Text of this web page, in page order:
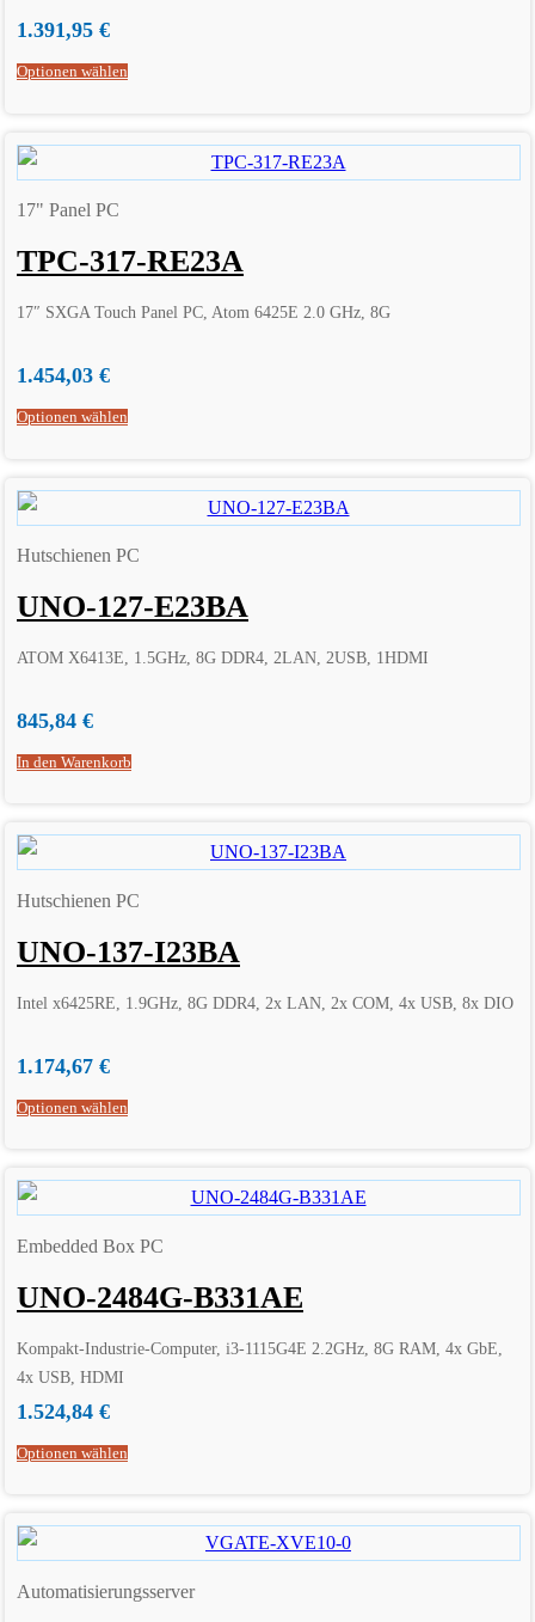
1.391,95 €
Optionen wählen
17" Panel PC
TPC-317-RE23A
17″ SXGA Touch Panel PC, Atom 6425E 2.0 GHz, 8G
1.454,03 €
Optionen wählen
Hutschienen PC
UNO-127-E23BA
ATOM X6413E, 1.5GHz, 8G DDR4, 2LAN, 2USB, 1HDMI
845,84 €
In den Warenkorb
Hutschienen PC
UNO-137-I23BA
Intel x6425RE, 1.9GHz, 8G DDR4, 2x LAN, 2x COM, 4x USB, 8x DIO
1.174,67 €
Optionen wählen
Embedded Box PC
UNO-2484G-B331AE
Kompakt-Industrie-Computer, i3-1115G4E 2.2GHz, 8G RAM, 4x GbE,
4x USB, HDMI
1.524,84 €
Optionen wählen
Automatisierungsserver